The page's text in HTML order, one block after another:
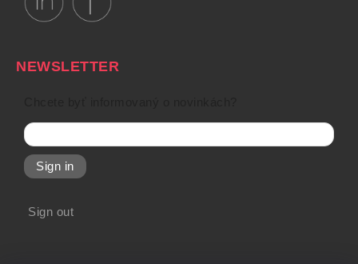
NEWSLETTER
Sign in
Sign out